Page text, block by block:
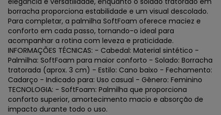
borracha proporciona estabilidade e um visual descolado.
Para completar, a palmilha SoftFoam oferece maciez e
conforto em cada passo, tornando-o ideal para
acompanhar a rotina com leveza e praticidade.
INFORMAÇÕES TÉCNICAS: - Cabedal: Material sintético -
Palmilha: SoftFoam para maior conforto - Solado: Borracha
tratorada (aprox. 3 cm) - Estilo: Cano baixo - Fechamento:
Cadarço - Indicado para: Uso casual - Gênero: Feminino
TECNOLOGIA: - SoftFoam: Palmilha que proporciona
conforto superior, amortecimento macio e absorção de
impacto durante todo o uso.